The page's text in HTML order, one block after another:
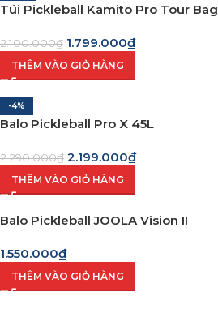
Túi Pickleball Kamito Pro Tour Bag
2.100.000₫ 1.799.000₫
THÊM VÀO GIỎ HÀNG
-4%
Balo Pickleball Pro X 45L
2.290.000₫ 2.199.000₫
THÊM VÀO GIỎ HÀNG
Balo Pickleball JOOLA Vision II
1.550.000₫
THÊM VÀO GIỎ HÀNG